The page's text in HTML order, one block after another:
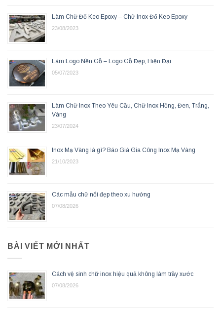
Làm Chữ Đổ Keo Epoxy – Chữ Inox Đổ Keo Epoxy
23/08/2023
Làm Logo Nền Gỗ – Logo Gỗ Đẹp, Hiện Đại
05/07/2023
Làm Chữ Inox Theo Yêu Cầu, Chữ Inox Hồng, Đen, Trắng,
Vàng
23/07/2024
Inox Mạ Vàng là gì? Báo Giá Gia Công Inox Mạ Vàng
21/10/2023
Các mẫu chữ nổi đẹp theo xu hướng
07/08/2026
BÀI VIẾT MỚI NHẤT
Cách vệ sinh chữ inox hiệu quả không làm trầy xước
07/08/2026